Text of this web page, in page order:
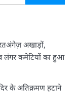
अखाड़ों,
लंगर कमेटियों का हुआ
के अतिक्रमण हटाने